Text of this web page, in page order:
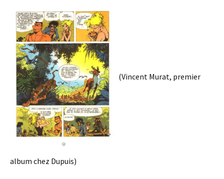
(Vincent Murat, premier
album chez Dupuis)